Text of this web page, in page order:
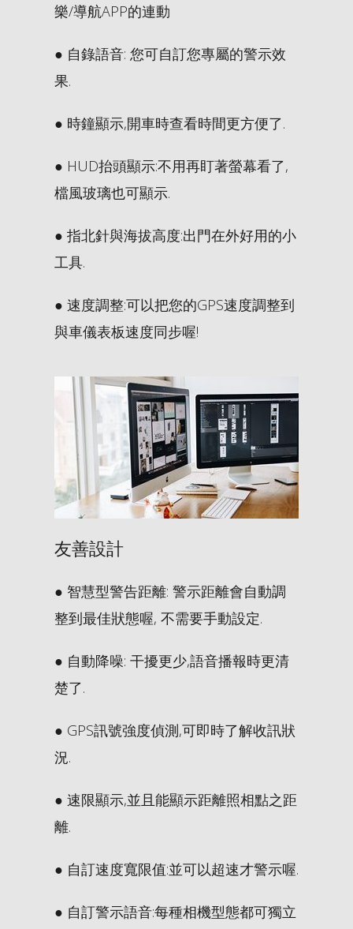
樂/導航APP的連動
● 自錄語音: 您可自訂您專屬的警示效
果.
● 時鐘顯示,開車時查看時間更方便了.
● HUD抬頭顯示:不用再盯著螢幕看了,
檔風玻璃也可顯示.
● 指北針與海拔高度:出門在外好用的小
工具.
● 速度調整:可以把您的GPS速度調整到
與車儀表板速度同步喔!
友善設計
● 智慧型警告距離: 警示距離會自動調
整到最佳狀態喔, 不需要手動設定.
● 自動降噪: 干擾更少,語音播報時更清
楚了.
● GPS訊號強度偵測,可即時了解收訊狀
況.
● 速限顯示,並且能顯示距離照相點之距
離.
● 自訂速度寬限值:並可以超速才警示喔.
● 自訂警示語音:每種相機型態都可獨立